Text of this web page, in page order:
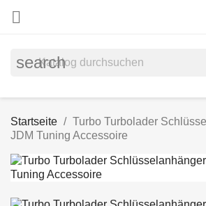

search
Startseite
Turbo Turbolader
JDM Tuning Accessoire